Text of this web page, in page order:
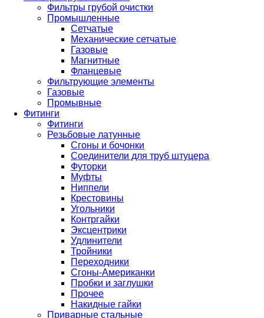
Фильтры грубой очистки
Промышленные
Сетчатые
Механические сетчатые
Газовые
Магнитные
Фланцевые
Фильтрующие элементы
Газовые
Промывные
Фитинги
Фитинги
Резьбовые латунные
Сгоны и бочонки
Соединители для труб штуцера
Футорки
Муфты
Ниппели
Крестовины
Угольники
Контргайки
Эксцентрики
Удлинители
Тройники
Переходники
Сгоны-Американки
Пробки и заглушки
Прочее
Накидные гайки
Приварные стальные